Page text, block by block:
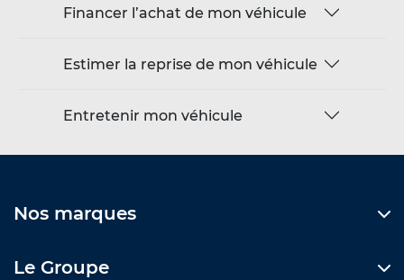
Financer l’achat de mon véhicule
Estimer la reprise de mon véhicule
Entretenir mon véhicule
Nos marques
Le Groupe